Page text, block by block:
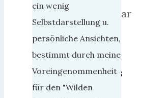
Januar
2019
Die
gibts
ein wenig
Selbstdarstellung u.
persönliche Ansichten,
bestimmt durch meine
Voreingenommenheit
für den "Wilden